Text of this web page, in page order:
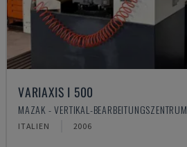
VARIAXIS I 500
MAZAK - VERTIKAL-BEARBEITUNGSZENTRUM
ITALIEN 2006